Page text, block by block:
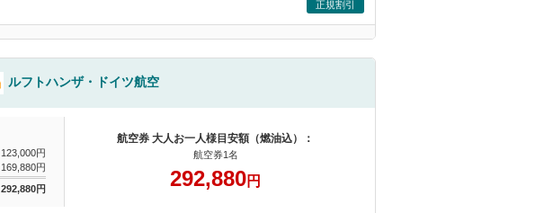
正規割引
ルフトハンザ・ドイツ航空
123,000円
169,880円
292,880円
航空券 大人お一人様目安額（燃油込）：
航空券1名
292,880円